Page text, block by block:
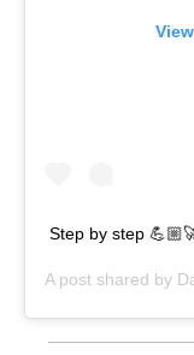
Step by step
A post shared by